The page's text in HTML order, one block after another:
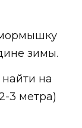
зимы.
на
3 метра)